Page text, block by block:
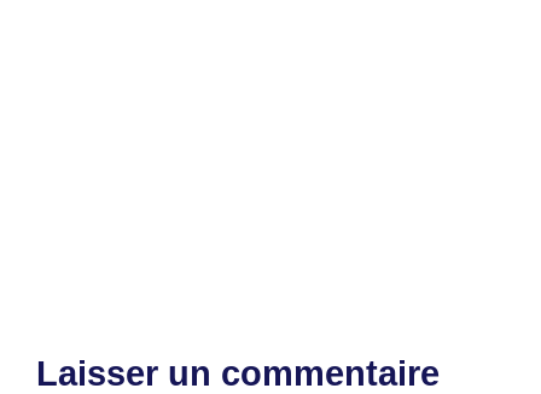
Laisser un commentaire